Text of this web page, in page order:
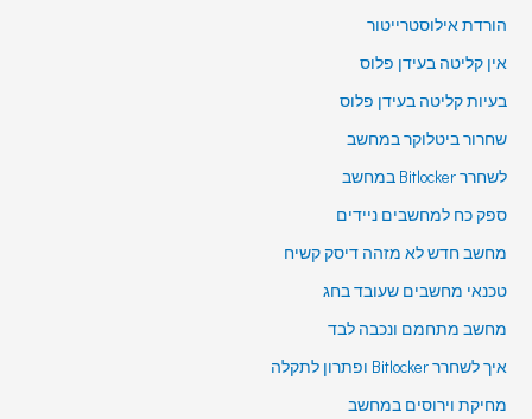
הורדת אילוסטרייטור
אין קליטה בעידן פלוס
בעיות קליטה בעידן פלוס
שחרור ביטלוקר במחשב
לשחרר Bitlocker במחשב
ספק כח למחשבים ניידים
מחשב חדש לא מזהה דיסק קשיח
טכנאי מחשבים שעובד בחג
מחשב מתחמם ונכבה לבד
איך לשחרר Bitlocker ופתרון לתקלה
מחיקת וירוסים במחשב